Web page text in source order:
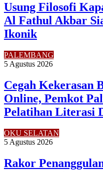
Usung Filosofi
Al Fathul Akbar
Ikonik
PALEMBANG
5 Agustus 2026
Cegah Kekerasan
Online, Pemkot
Pelatihan Literasi
OKU SELATAN
5 Agustus 2026
Rakor